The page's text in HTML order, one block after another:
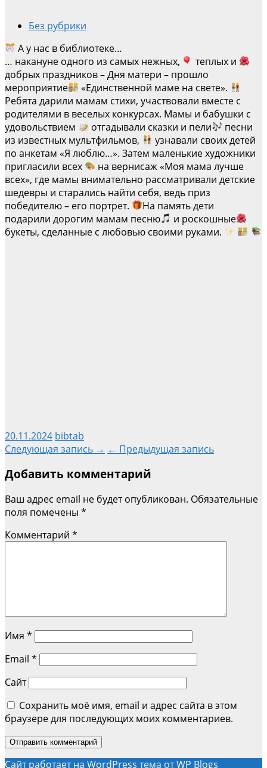
Без рубрики
А у нас в библиотеке…
… накануне одного из самых нежных,
теплых и
добрых праздников – Дня матери – прошло
мероприятие
«Единственной маме на свете».
Ребята дарили мамам стихи, участвовали вместе с
родителями в веселых конкурсах. Мамы и бабушки с
удовольствием
отгадывали сказки и пели
песни
из известных мультфильмов,
узнавали своих детей
по анкетам «Я люблю…». Затем маленькие художники
пригласили всех
на вернисаж «Моя мама лучше
всех», где мамы внимательно рассматривали детские
шедевры и старались найти себя, ведь приз
победителю – его портрет.
На память дети
подарили дорогим мамам песню
и роскошные
букеты, сделанные с любовью своими руками.
20.11.2024 bibtab
Навигация
по
записям
Следующая запись → ← Предыдущая запись
Добавить комментарий
Ваш адрес email не будет опубликован. Обязательные
поля помечены *
Комментарий *
Имя *
Email *
Сайт
Сохранить моё имя, email и адрес сайта в этом
браузере для последующих моих комментариев.
Сайт работает на WordPress тема отWP Blogs